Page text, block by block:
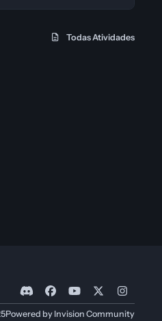
Todas Atividades
d
i
a
o
n
Powered by Invision Community